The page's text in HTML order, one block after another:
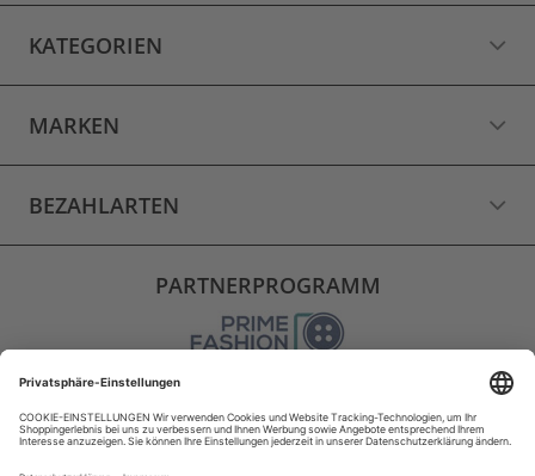
KATEGORIEN
MARKEN
BEZAHLARTEN
PARTNERPROGRAMM
VERSAND